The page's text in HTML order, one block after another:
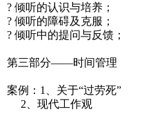
? 倾听的认识与培养；
? 倾听的障碍及克服；
? 倾听中的提问与反馈；
第三部分——时间管理
案例：1、关于“过劳死”
2、现代工作观